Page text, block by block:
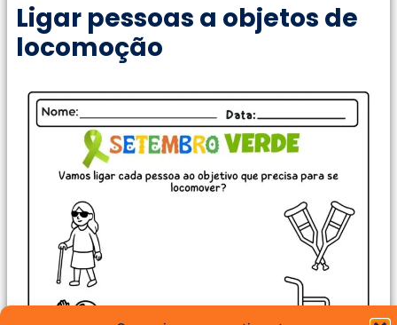
Ligar pessoas a objetos de
locomoção